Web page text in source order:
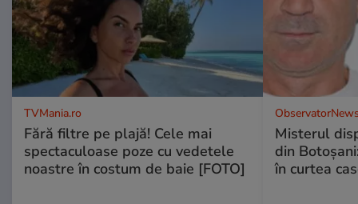
TVMania.ro
Fără filtre pe plajă! Cele mai
spectaculoase poze cu vedetele
noastre în costum de baie [FOTO]
Misterul
din
în curtea